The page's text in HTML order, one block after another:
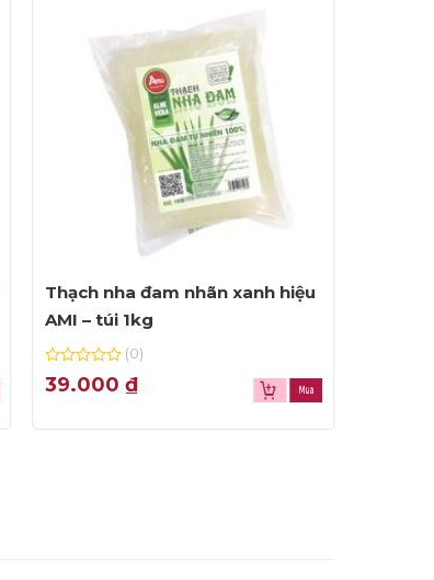
Thạch nha đam nhãn xanh hiệu
AMI – túi 1kg
0
out
5
(0)
39.000 ₫